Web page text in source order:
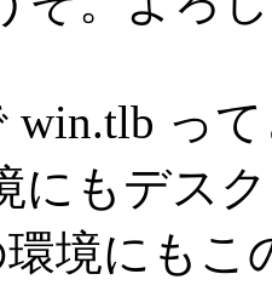
win.tlb っ
にもデスク
境にもこ